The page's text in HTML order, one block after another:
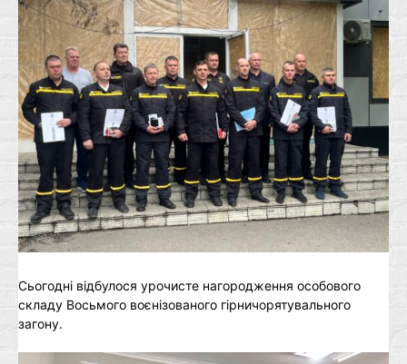
Сьогодні відбулося урочисте нагородження особового
складу Восьмого воєнізованого гірничорятувального
загону.